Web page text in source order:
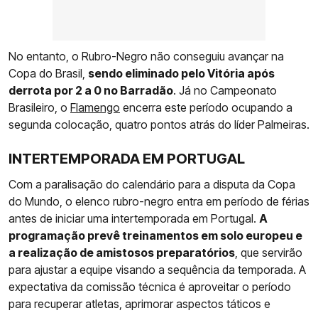
No entanto, o Rubro-Negro não conseguiu avançar na
Copa do Brasil, sendo eliminado pelo Vitória após
derrota por 2 a 0 no Barradão. Já no Campeonato
Brasileiro, o Flamengo encerra este período ocupando a
segunda colocação, quatro pontos atrás do líder Palmeiras.
INTERTEMPORADA EM PORTUGAL
Com a paralisação do calendário para a disputa da Copa
do Mundo, o elenco rubro-negro entra em período de férias
antes de iniciar uma intertemporada em Portugal. A
programação prevê treinamentos em solo europeu e
a realização de amistosos preparatórios , que servirão
para ajustar a equipe visando a sequência da temporada. A
expectativa da comissão técnica é aproveitar o período
para recuperar atletas, aprimorar aspectos táticos e